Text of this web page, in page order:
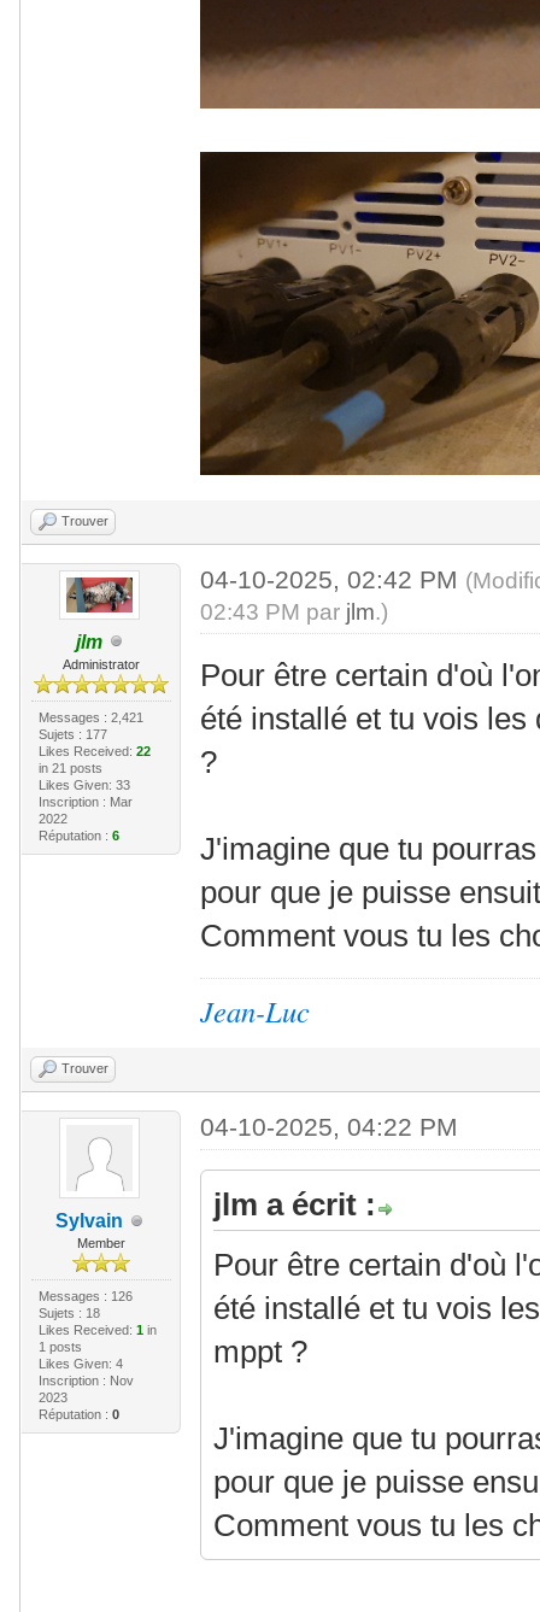
Trouver
jlm
Administrator
Messages : 2,421
Sujets : 177
Likes Received: 22
in 21 posts
Likes Given: 33
Inscription : Mar
2022
Réputation : 6
04-10-2025, 02:42 PM
02:43 PM par jlm.)
Pour être certain d'où
été installé et tu vois
?
J'imagine que tu
pour que je puisse
Comment vous tu les
Jean-Luc
Trouver
Sylvain
Member
Messages : 126
Sujets : 18
Likes Received: 1in
1 posts
Likes Given: 4
Inscription : Nov
2023
Réputation : 0
04-10-2025, 04:22 PM
jlm a écrit :
Pour être certain d'où
été installé et tu vois
mppt ?
J'imagine que tu
pour que je puisse
Comment vous tu les